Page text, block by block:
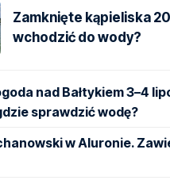
Zamknięte kąpieliska
wchodzić do wody?
nad Bałtykiem 3–4
sprawdzić wodę?
w Aluronie.